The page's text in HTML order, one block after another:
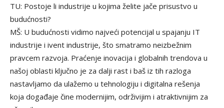
TU: Postoje li industrije u kojima želite jače prisustvo u
budućnosti?
MŠ: U budućnosti vidimo najveći potencijal u spajanju IT
industrije i ivent industrije, što smatramo neizbežnim
pravcem razvoja. Praćenje inovacija i globalnih trendova u
našoj oblasti ključno je za dalji rast i baš iz tih razloga
nastavljamo da ulažemo u tehnologiju i digitalna rešenja
koja događaje čine modernijim, održivijim i atraktivnijim za